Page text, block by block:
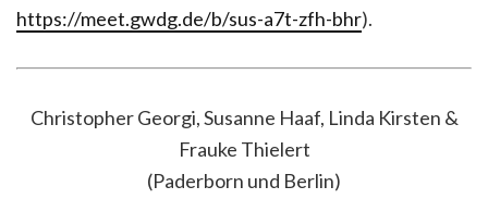
https://meet.gwdg.de/b/sus-a7t-zfh-bhr).
Christopher Georgi, Susanne Haaf, Linda Kirsten &
Frauke Thielert
(Paderborn und Berlin)